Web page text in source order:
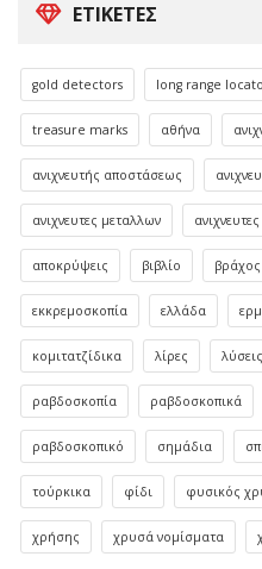
ΕΤΙΚΈΤΕΣ
gold detectors long range
treasure marks αθήνα
ανιχνευτής αποστάσεως
ανιχνευτες μεταλλων
αποκρύψεις βιβλίο βράχος
εκκρεμοσκοπία ελλάδα
κομιτατζίδικα λίρες λύσεις
ραβδοσκοπία ραβδοσκοπικά
ραβδοσκοπικό σημάδια
τούρκικα φίδι φυσικός
χρήσης χρυσά νομίσματα